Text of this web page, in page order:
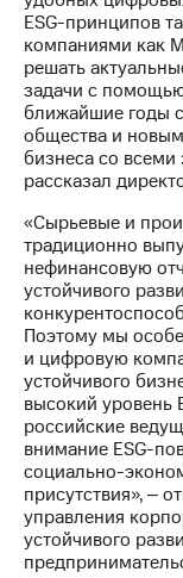
Рынок
акций
Описание
Порядок
выкупа
акций
Рынок
Описание
о
именных
Другое
Контакты
ESG-принципов
компаниями как
решать
задачи с
ближайшие годы
общества и
бизнеса со
рассказал
«Сырьевые и
традиционно
нефинансовую
устойчивого
Поэтому мы
и цифровую
устойчивого
высокий уровень
российские
внимание ESG-
социально-
присутствия», ‒
управления
устойчивого